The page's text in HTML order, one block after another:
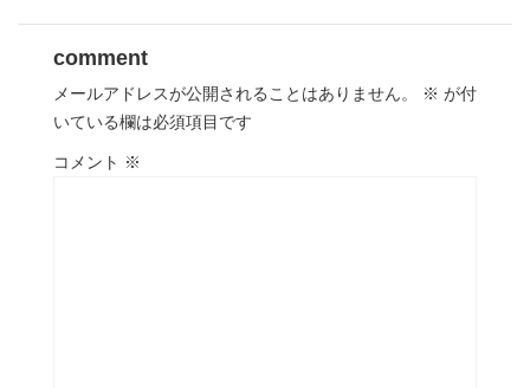
comment
メールアドレスが公開されることはありません。 ※ が付
いている欄は必須項目です
コメント ※